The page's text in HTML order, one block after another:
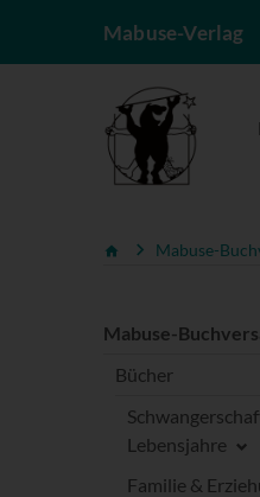
Mabuse-Verlag
Mabuse-
Mabuse-
Bücher
Lebensjahre
Familie &